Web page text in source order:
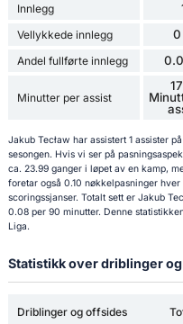
Innlegg
Vellykkede innlegg 0
Andel fullførte innlegg
Minutter per assist
Jakub Tecław har assistert 1 assister
sesongen. Hvis vi ser på
ca. 23.99 ganger i løpet av en kamp,
foretar også 0.10 nøkkelpasninger
scoringssjanser. Totalt sett er Jakub
0.08 per 90 minutter. Denne
Liga.
Statistikk over driblinger
Driblinger og offsides